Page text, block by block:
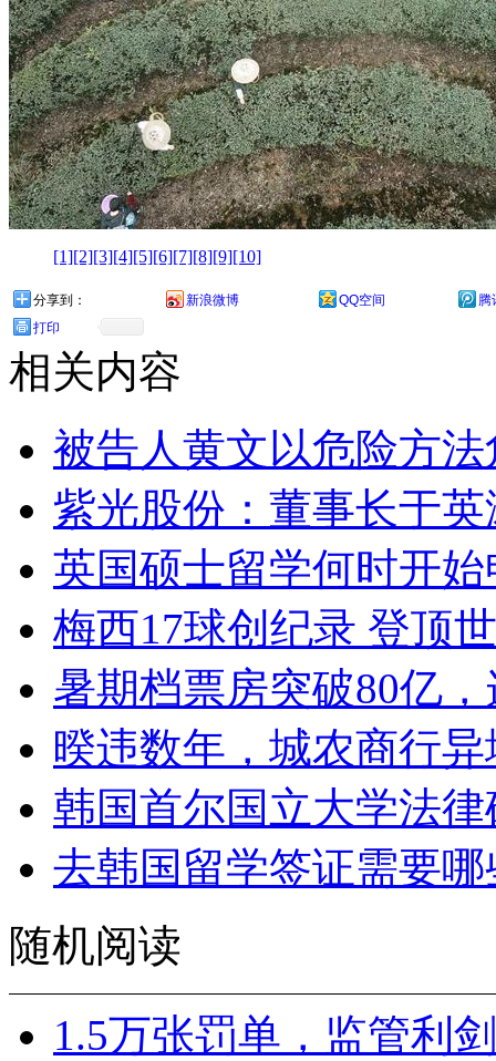
[1][2][3][4][5][6][7][8][9][10]
分享到： 新浪微博 QQ空间
腾
打印
相关内容
被告人黄文以危险方
紫光股份：董事长于
英国硕士留学何时开
梅西17球创纪录 登顶
暑期档票房突破80亿
暌违数年，城农商行
韩国首尔国立大学法
去韩国留学签证需要
随机阅读
1.5万张罚单，监管利